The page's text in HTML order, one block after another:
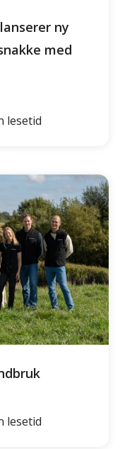
ny
med
lesetid
lesetid